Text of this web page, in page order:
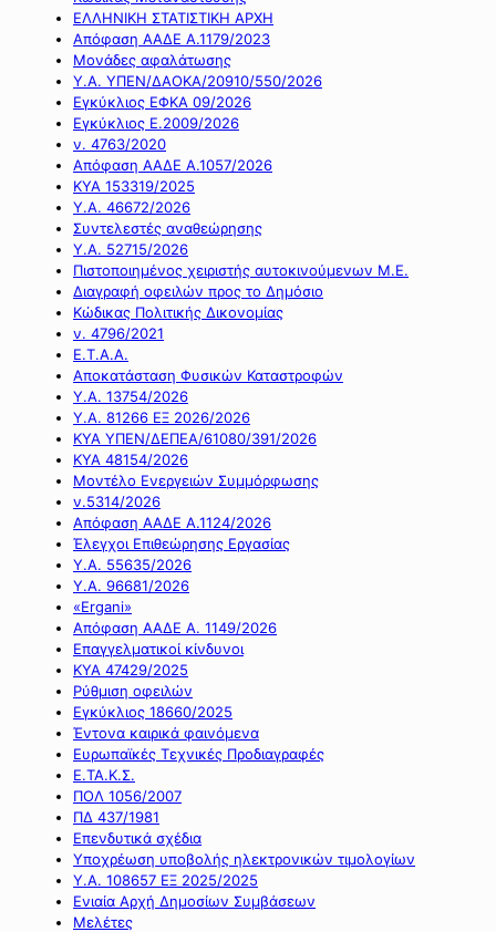
ΕΛΛΗΝΙΚΗ ΣΤΑΤΙΣΤΙΚΗ ΑΡΧΗ
Απόφαση ΑΑΔΕ Α.1179/2023
Μονάδες αφαλάτωσης
Υ.Α. ΥΠΕΝ/ΔΑΟΚΑ/20910/550/2026
Εγκύκλιος ΕΦΚΑ 09/2026
Εγκύκλιος Ε.2009/2026
ν. 4763/2020
Απόφαση ΑΑΔΕ Α.1057/2026
ΚΥΑ 153319/2025
Υ.Α. 46672/2026
Συντελεστές αναθεώρησης
Υ.Α. 52715/2026
Πιστοποιημένος χειριστής αυτοκινούμενων Μ.Ε.
Διαγραφή οφειλών προς το Δημόσιο
Κώδικας Πολιτικής Δικονομίας
ν. 4796/2021
Ε.Τ.Α.Α.
Αποκατάσταση Φυσικών Καταστροφών
Υ.Α. 13754/2026
Υ.Α. 81266 ΕΞ 2026/2026
ΚΥΑ ΥΠΕΝ/ΔΕΠΕΑ/61080/391/2026
ΚΥΑ 48154/2026
Μοντέλο Ενεργειών Συμμόρφωσης
ν.5314/2026
Απόφαση ΑΑΔΕ Α.1124/2026
Έλεγχοι Επιθεώρησης Εργασίας
Υ.Α. 55635/2026
Υ.Α. 96681/2026
«Ergani»
Απόφαση ΑΑΔΕ Α. 1149/2026
Επαγγελματικοί κίνδυνοι
ΚΥΑ 47429/2025
Ρύθμιση οφειλών
Εγκύκλιος 18660/2025
Έντονα καιρικά φαινόμενα
Ευρωπαϊκές Τεχνικές Προδιαγραφές
Ε.ΤΑ.Κ.Σ.
ΠΟΛ 1056/2007
ΠΔ 437/1981
Επενδυτικά σχέδια
Υποχρέωση υποβολής ηλεκτρονικών τιμολογίων
Υ.Α. 108657 ΕΞ 2025/2025
Ενιαία Αρχή Δημοσίων Συμβάσεων
Μελέτες